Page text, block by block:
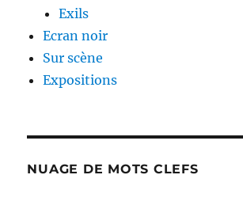
Exils
Ecran noir
Sur scène
Expositions
NUAGE DE MOTS CLEFS